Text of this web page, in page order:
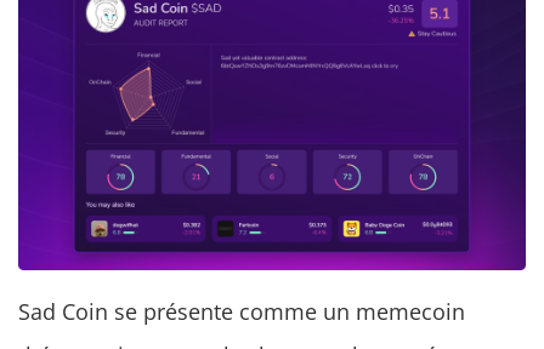
Sad Coin se présente comme un memecoin